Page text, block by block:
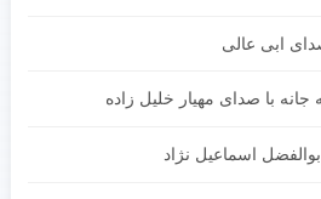
ابی عالی
جانه با صدای مهیار خلیل زاده
اسماعیل نژاد